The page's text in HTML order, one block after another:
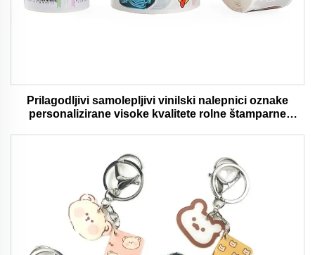
Prilagodljivi samolepljivi vinilski nalepnici oznake
personalizirane visoke kvalitete rolne štamparne